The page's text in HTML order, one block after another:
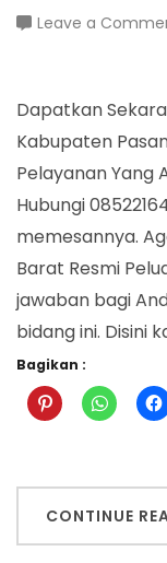
Leave a
Dapatkan
Kabupaten
Pelayanan Yang
Hubungi
memesannya.
Barat Resmi
jawaban bagi
bidang ini. Disini
Bagikan :
CONTINUE